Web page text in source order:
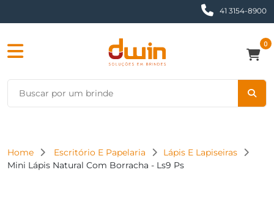
41 3154-8900
0
Home Escritório E Papelaria
Lápis E Lapiseiras
Mini Lápis Natural Com Borracha - Ls9 Ps